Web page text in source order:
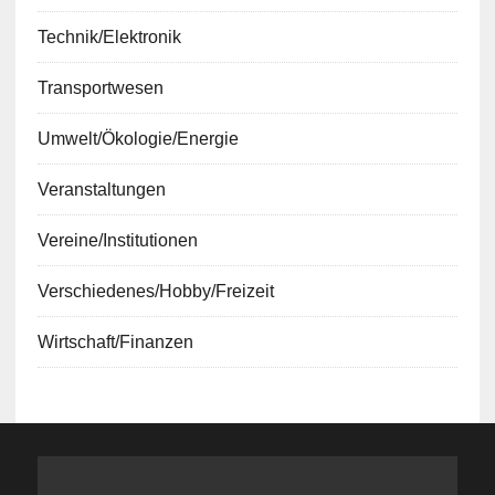
Technik/Elektronik
Transportwesen
Umwelt/Ökologie/Energie
Veranstaltungen
Vereine/Institutionen
Verschiedenes/Hobby/Freizeit
Wirtschaft/Finanzen